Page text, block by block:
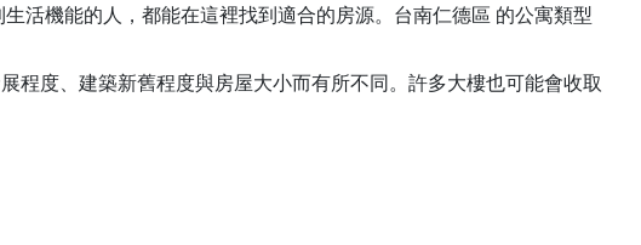
活機能的人，都能在這裡找到適合的房源。台南仁德區 的公寓類型
程度、建築新舊程度與房屋大小而有所不同。許多大樓也可能會收取